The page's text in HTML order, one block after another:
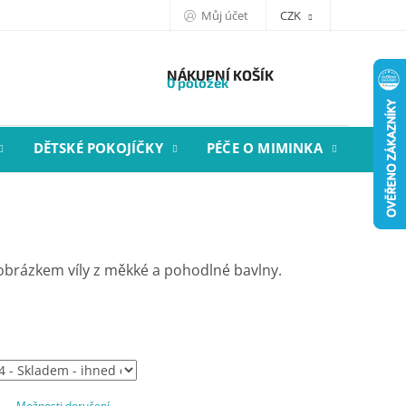
Můj účet CZK
NÁKUPNÍ KOŠÍK
0 položek
DĚTSKÉ POKOJÍČKY PÉČE O MIMINKA
víly z měkké a pohodlné bavlny.